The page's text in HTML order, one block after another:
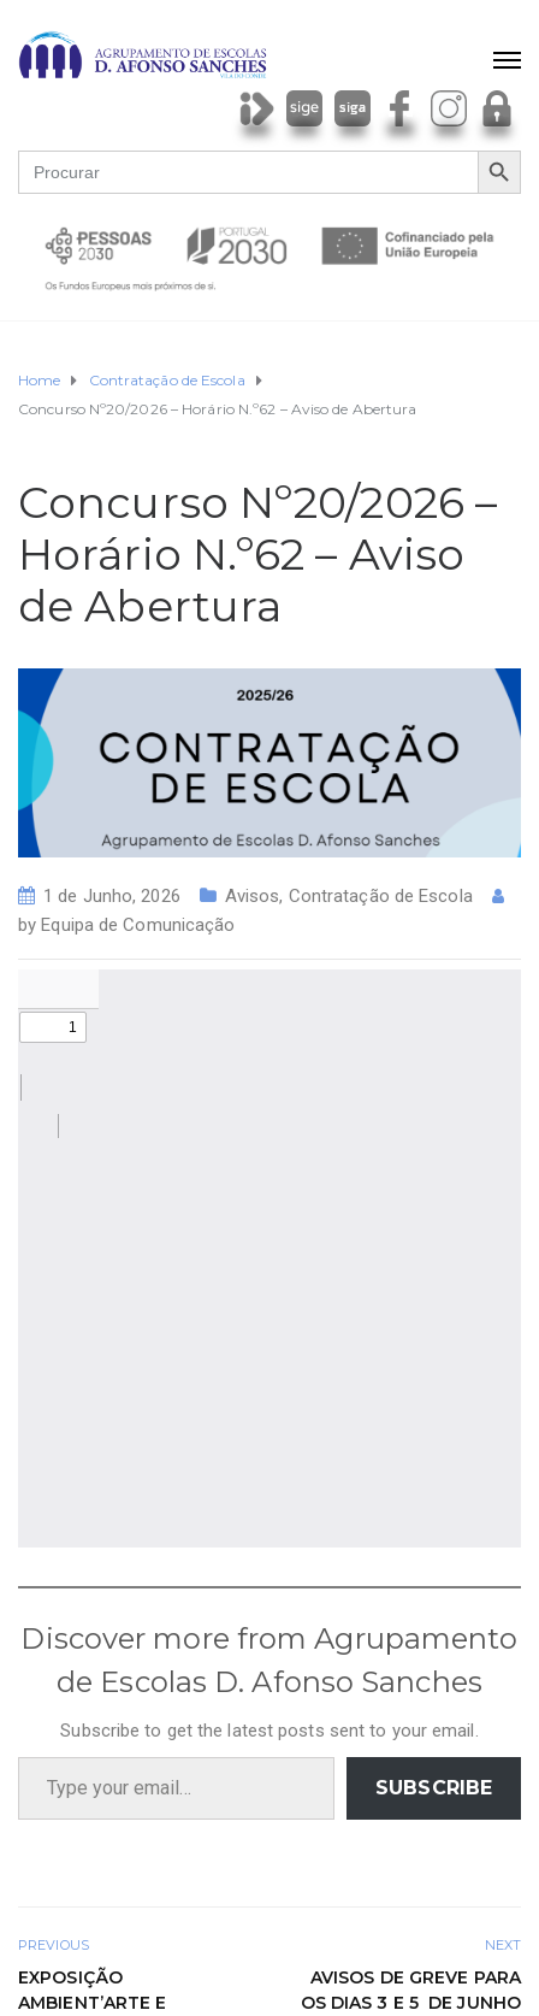
Search
for:
SEARCH
Home
Contratação de Escola
Concurso Nº20/2026 – Horário N.º62 – Aviso de Abertura
Concurso Nº20/2026 –
Horário N.º62 – Aviso
de Abertura
1 de Junho, 2026 Avisos, Contratação de Escola
byEquipa de Comunicação
Discover more from Agrupamento
de Escolas D. Afonso Sanches
Subscribe to get the latest posts sent to your email.
Type your email…
SUBSCRIBE
PREVIOUS
EXPOSIÇÃO
AMBIENT’ARTE E
NEXT
AVISOS DE GREVE PARA
OS DIAS 3 E 5 DE JUNHO